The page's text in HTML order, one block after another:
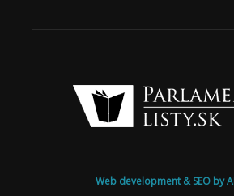
Web development & SEO by